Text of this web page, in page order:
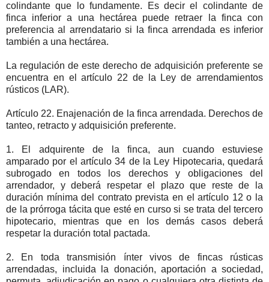
colindante que lo fundamente. Es decir el colindante de
finca inferior a una hectárea puede retraer la finca con
preferencia al arrendatario si la finca arrendada es inferior
también a una hectárea.
La regulación de este derecho de adquisición preferente se
encuentra en el artículo 22 de la Ley de arrendamientos
rústicos (LAR).
Artículo 22. Enajenación de la finca arrendada. Derechos de
tanteo, retracto y adquisición preferente.
1. El adquirente de la finca, aun cuando estuviese
amparado por el artículo 34 de la Ley Hipotecaria, quedará
subrogado en todos los derechos y obligaciones del
arrendador, y deberá respetar el plazo que reste de la
duración mínima del contrato prevista en el artículo 12 o la
de la prórroga tácita que esté en curso si se trata del tercero
hipotecario, mientras que en los demás casos deberá
respetar la duración total pactada.
2. En toda transmisión ínter vivos de fincas rústicas
arrendadas, incluida la donación, aportación a sociedad,